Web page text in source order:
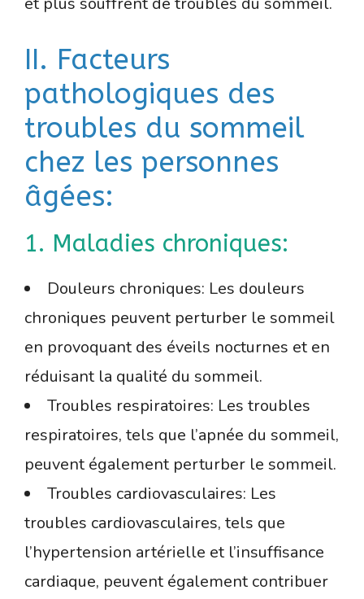
II. Facteurs
pathologiques des
troubles du sommeil
chez les personnes
âgées:
1. Maladies chroniques:
Douleurs chroniques: Les douleurs
chroniques peuvent perturber le sommeil
en provoquant des éveils nocturnes et en
réduisant la qualité du sommeil.
Troubles respiratoires: Les troubles
respiratoires, tels que l’apnée du sommeil,
peuvent également perturber le sommeil.
Troubles cardiovasculaires: Les
troubles cardiovasculaires, tels que
l’hypertension artérielle et l’insuffisance
cardiaque, peuvent également contribuer